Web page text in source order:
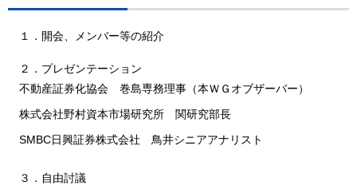
１．開会、メンバー等の紹介
２．プレゼンテーション
不動産証券化協会 巻島専務理事（本ＷＧオブザーバー）
株式会社野村資本市場研究所 関研究部長
SMBC日興証券株式会社 鳥井シニアアナリスト
３．自由討議